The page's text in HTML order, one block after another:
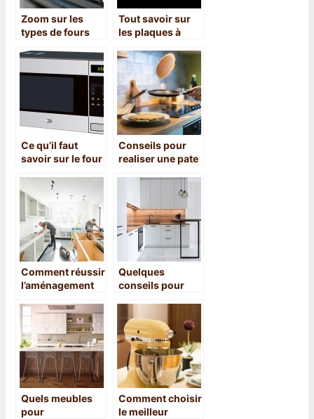
Zoom sur les
types de fours
le marche
Tout savoir sur
les plaques à
Ce qu’il faut
savoir sur le four
Conseils pour
realiser une pate
saveurs mojito
Comment réussir
l’aménagement
Quelques
conseils pour
rénovation de la
cuisine
Quels meubles
pour
Comment choisir
le meilleur